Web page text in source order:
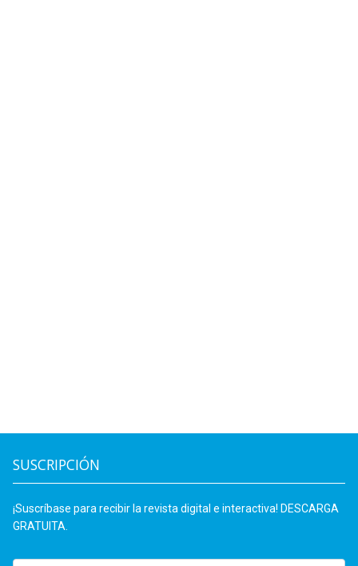
SUSCRIPCIÓN
¡Suscríbase para recibir la revista digital e interactiva! DESCARGA
GRATUITA.